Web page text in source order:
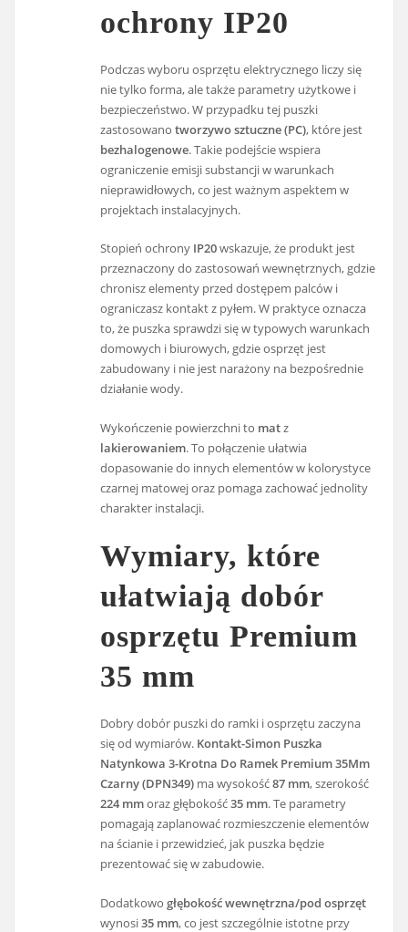
ochrony IP20
Podczas wyboru osprzętu elektrycznego liczy się
nie tylko forma, ale także parametry użytkowe i
bezpieczeństwo. W przypadku tej puszki
zastosowanotworzywo sztuczne (PC), które jest
bezhalogenowe. Takie podejście wspiera
ograniczenie emisji substancji w warunkach
nieprawidłowych, co jest ważnym aspektem w
projektach instalacyjnych.
Stopień ochrony IP20wskazuje, że produkt jest
przeznaczony do zastosowań wewnętrznych, gdzie
chronisz elementy przed dostępem palców i
ograniczasz kontakt z pyłem. W praktyce oznacza
to, że puszka sprawdzi się w typowych warunkach
domowych i biurowych, gdzie osprzęt jest
zabudowany i nie jest narażony na bezpośrednie
działanie wody.
Wykończenie powierzchni to matz
lakierowaniem. To połączenie ułatwia
dopasowanie do innych elementów w kolorystyce
czarnej matowej oraz pomaga zachować jednolity
charakter instalacji.
Wymiary, które
ułatwiają dobór
osprzętu Premium
35 mm
Dobry dobór puszki do ramki i osprzętu zaczyna
się od wymiarów. Kontakt-Simon Puszka
Natynkowa 3-Krotna Do Ramek Premium 35Mm
Czarny (DPN349) ma wysokość87 mm, szerokość
224 mmoraz głębokość35 mm. Te parametry
pomagają zaplanować rozmieszczenie elementów
na ścianie i przewidzieć, jak puszka będzie
prezentować się w zabudowie.
Dodatkowogłębokość wewnętrzna/pod osprzęt
wynosi35 mm, co jest szczególnie istotne przy